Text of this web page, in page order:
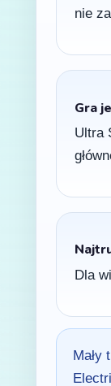
nie
Gra
Ultra
Dla
Mały